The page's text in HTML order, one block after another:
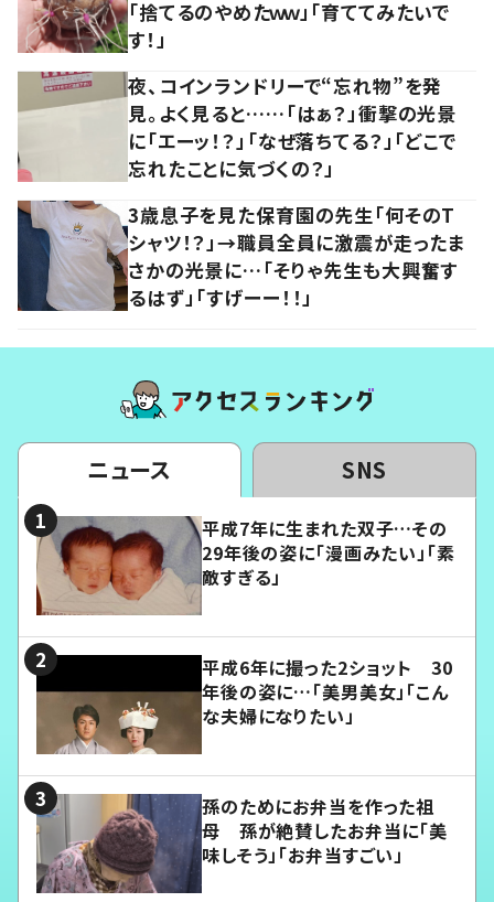
「捨てるのやめたｗｗ」「育ててみたいで
す！」
夜、コインランドリーで“忘れ物”を発
見。よく見ると……「はぁ？」衝撃の光景
に「エーッ！？」「なぜ落ちてる？」「どこで
忘れたことに気づくの？」
3歳息子を見た保育園の先生「何そのT
シャツ！？」→職員全員に激震が走ったま
さかの光景に…「そりゃ先生も大興奮す
るはず」「すげーー！！」
ニュース SNS
平成7年に生まれた双子…その
29年後の姿に「漫画みたい」「素
敵すぎる」
平成6年に撮った2ショット 30
年後の姿に…「美男美女」「こん
な夫婦になりたい」
孫のためにお弁当を作った祖
母 孫が絶賛したお弁当に「美
味しそう」「お弁当すごい」